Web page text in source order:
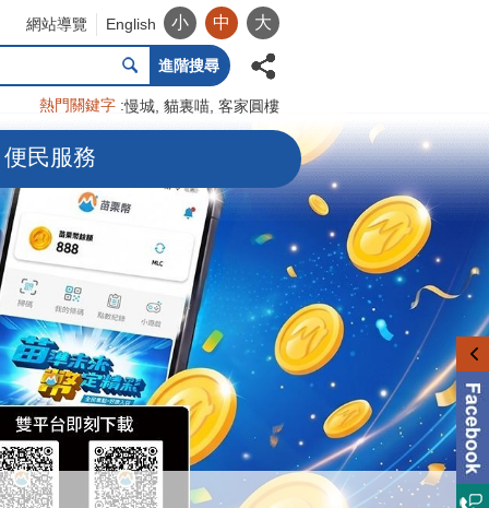
網站導覽 English 小 中 大
進階搜尋
熱門關鍵字 慢城 貓裏喵 客家圓樓
便民服務